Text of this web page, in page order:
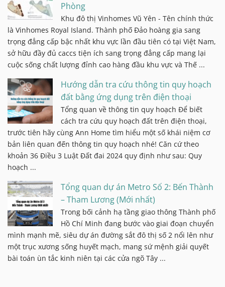
Phòng
Khu đô thị Vinhomes Vũ Yên - Tên chính thức
là Vinhomes Royal Island. Thành phố Đảo hoàng gia sang
trọng đẳng cấp bậc nhất khu vực lần đầu tiên có tại Việt Nam,
sở hữu đầy đủ caccs tiện ích sang trọng đẳng cấp mang lại
cuộc sống chất lượng đỉnh cao hàng đầu khu vực và Thế ...
Hướng dẫn tra cứu thông tin quy hoạch
đất bằng ứng dụng trên điện thoại
Tổng quan về thông tin quy hoạch Để biết
cách tra cứu quy hoạch đất trên điện thoại,
trước tiên hãy cùng Ann Home tìm hiểu một số khái niệm cơ
bản liên quan đến thông tin quy hoạch nhé! Căn cứ theo
khoản 36 Điều 3 Luật Đất đai 2024 quy định như sau: Quy
hoạch ...
Tổng quan dự án Metro Số 2: Bến Thành
– Tham Lương (Mới nhất)
Trong bối cảnh hạ tầng giao thông Thành phố
Hồ Chí Minh đang bước vào giai đoạn chuyển
mình mạnh mẽ, siêu dự án đường sắt đô thị số 2 nổi lên như
một trục xương sống huyết mạch, mang sứ mệnh giải quyết
bài toán ùn tắc kinh niên tại các cửa ngõ Tây ...